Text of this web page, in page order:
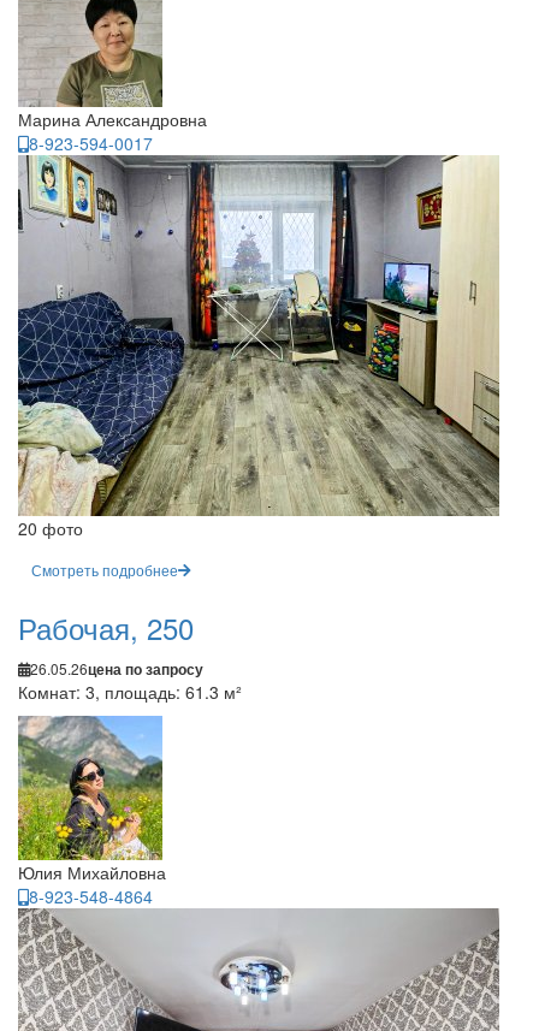
Марина Александровна
8-923-594-0017
20 фото
Смотреть подробнее
Рабочая, 250
26.05.26цена по запросу
Комнат: 3, площадь: 61.3 м²
Юлия Михайловна
8-923-548-4864